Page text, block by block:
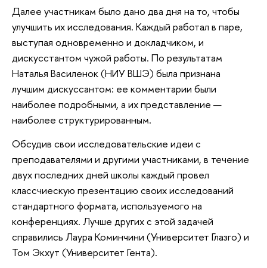
Далее участникам было дано два дня на то, чтобы
улучшить их исследования. Каждый работал в паре,
выступая одновременно и докладчиком, и
дискусстантом чужой работы. По результатам
Наталья Василенок (НИУ ВШЭ) была признана
лучшим дискуссантом: ее комментарии были
наиболее подробными, а их представление —
наиболее структурированным.
Обсудив свои исследовательские идеи с
преподавателями и другими участниками, в течение
двух последних дней школы каждый провел
классчиескую презентацию своих исследований
стандартного формата, используемого на
конференциях. Лучше других с этой задачей
справились Лаура Коминчини (Университет Глазго) и
Том Экхут (Университет Гента).